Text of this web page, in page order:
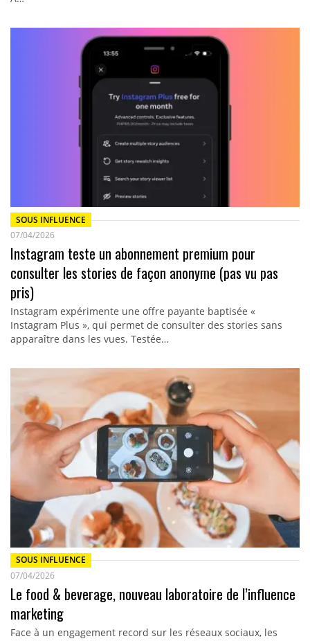
SOUS INFLUENCE
07/04/2026
Instagram teste un abonnement premium pour
consulter les stories de façon anonyme (pas vu pas
pris)
Instagram expérimente une offre payante baptisée «
Instagram Plus », qui permet de consulter des stories sans
apparaître dans les vues. Testée…
SOUS INFLUENCE
07/04/2026
Le food & beverage, nouveau laboratoire de l’influence
marketing
Face à un engagement record sur les réseaux sociaux, les